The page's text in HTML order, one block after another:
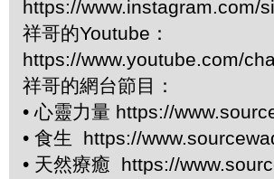
https://www.instagram.com/
祥哥的Youtube：
https://www.youtube.com/
祥哥的網台節目：
• 心靈力量 https://
• 食生 https://
• 天然療癒 https://